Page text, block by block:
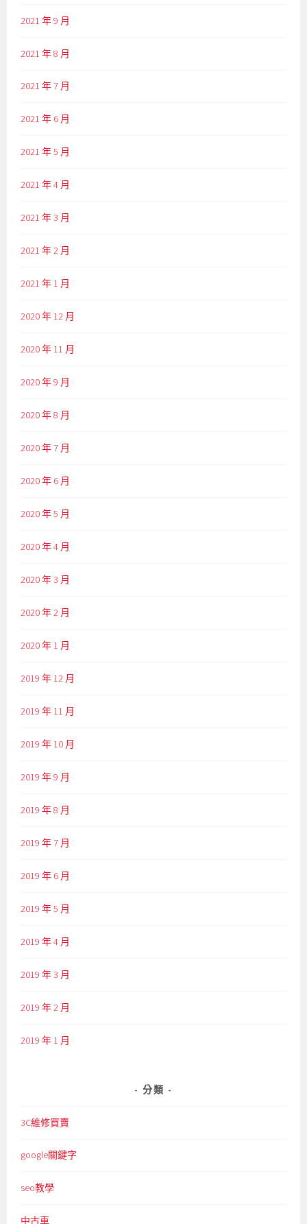
2021 年 9 月
2021 年 8 月
2021 年 7 月
2021 年 6 月
2021 年 5 月
2021 年 4 月
2021 年 3 月
2021 年 2 月
2021 年 1 月
2020 年 12 月
2020 年 11 月
2020 年 9 月
2020 年 8 月
2020 年 7 月
2020 年 6 月
2020 年 5 月
2020 年 4 月
2020 年 3 月
2020 年 2 月
2020 年 1 月
2019 年 12 月
2019 年 11 月
2019 年 10 月
2019 年 9 月
2019 年 8 月
2019 年 7 月
2019 年 6 月
2019 年 5 月
2019 年 4 月
2019 年 3 月
2019 年 2 月
2019 年 1 月
分類
3C維修買賣
google關鍵字
seo教學
中古車